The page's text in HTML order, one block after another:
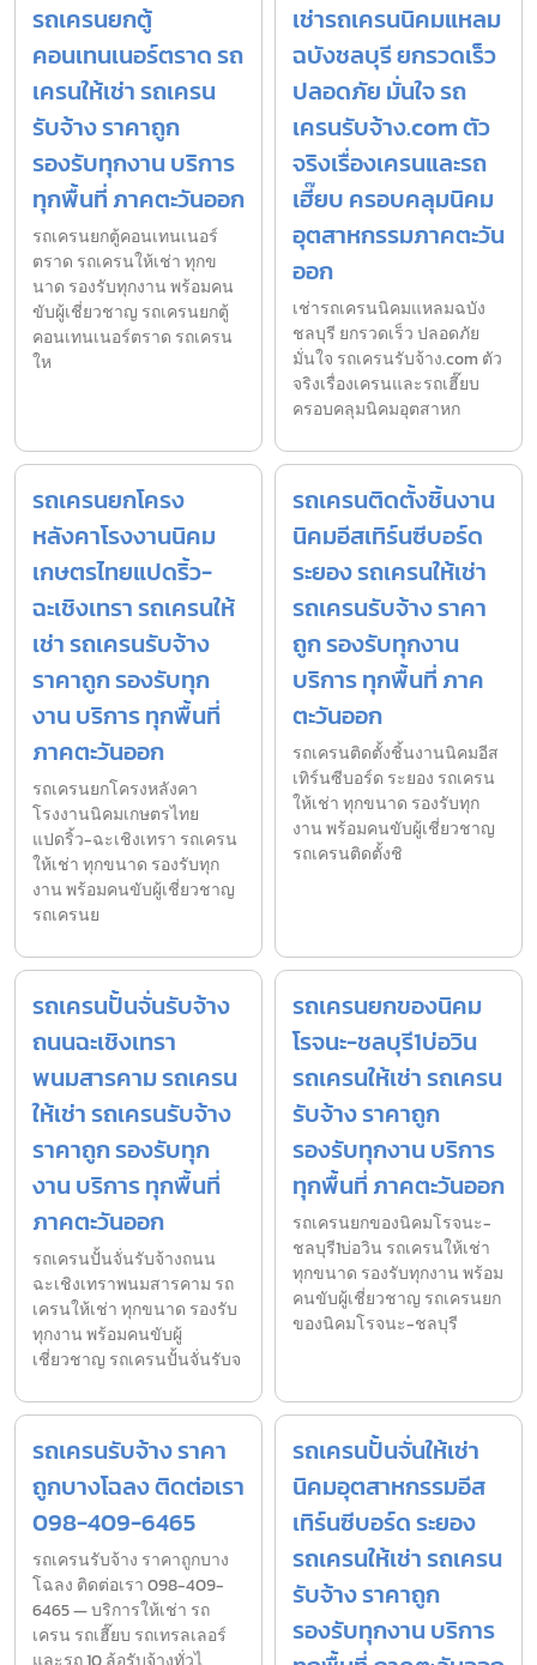
รถเครนยกตู้
คอนเทนเนอร์ตราด รถ
เครนให้เช่า รถเครน
รับจ้าง ราคาถูก
รองรับทุกงาน บริการ
ทุกพื้นที่ ภาคตะวันออก
รถเครนยกตู้คอนเทนเนอร์
ตราด รถเครนให้เช่า ทุกข
นาด รองรับทุกงาน พร้อมคน
ขับผู้เชี่ยวชาญ รถเครนยกตู้
คอนเทนเนอร์ตราด รถเครน
ให
เช่ารถเครนนิคมแหลม
ฉบังชลบุรี ยกรวดเร็ว
ปลอดภัย มั่นใจ รถ
เครนรับจ้าง.com ตัว
จริงเรื่องเครนและรถ
เฮี๊ยบ ครอบคลุมนิคม
อุตสาหกรรมภาคตะวัน
ออก
เช่ารถเครนนิคมแหลมฉบัง
ชลบุรี ยกรวดเร็ว ปลอดภัย
มั่นใจ รถเครนรับจ้าง.com ตัว
จริงเรื่องเครนและรถเฮี๊ยบ
ครอบคลุมนิคมอุตสาหก
รถเครนยกโครง
หลังคาโรงงานนิคม
เกษตรไทยแปดริ้ว-
ฉะเชิงเทรา รถเครนให้
เช่า รถเครนรับจ้าง
ราคาถูก รองรับทุก
งาน บริการ ทุกพื้นที่
ภาคตะวันออก
รถเครนยกโครงหลังคา
โรงงานนิคมเกษตรไทย
แปดริ้ว-ฉะเชิงเทรา รถเครน
ให้เช่า ทุกขนาด รองรับทุก
งาน พร้อมคนขับผู้เชี่ยวชาญ
รถเครนย
รถเครนติดตั้งชิ้นงาน
นิคมอีสเทิร์นซีบอร์ด
ระยอง รถเครนให้เช่า
รถเครนรับจ้าง ราคา
ถูก รองรับทุกงาน
บริการ ทุกพื้นที่ ภาค
ตะวันออก
รถเครนติดตั้งชิ้นงานนิคมอีส
เทิร์นซีบอร์ด ระยอง รถเครน
ให้เช่า ทุกขนาด รองรับทุก
งาน พร้อมคนขับผู้เชี่ยวชาญ
รถเครนติดตั้งชิ
รถเครนปั้นจั่นรับจ้าง
ถนนฉะเชิงเทรา
พนมสารคาม รถเครน
ให้เช่า รถเครนรับจ้าง
ราคาถูก รองรับทุก
งาน บริการ ทุกพื้นที่
ภาคตะวันออก
รถเครนปั้นจั่นรับจ้างถนน
ฉะเชิงเทราพนมสารคาม รถ
เครนให้เช่า ทุกขนาด รองรับ
ทุกงาน พร้อมคนขับผู้
เชี่ยวชาญ รถเครนปั้นจั่นรับจ
รถเครนยกของนิคม
โรจนะ-ชลบุรี1บ่อวิน
รถเครนให้เช่า รถเครน
รับจ้าง ราคาถูก
รองรับทุกงาน บริการ
ทุกพื้นที่ ภาคตะวันออก
รถเครนยกของนิคมโรจนะ-
ชลบุรี1บ่อวิน รถเครนให้เช่า
ทุกขนาด รองรับทุกงาน พร้อม
คนขับผู้เชี่ยวชาญ รถเครนยก
ของนิคมโรจนะ-ชลบุรี
รถเครนรับจ้าง ราคา
ถูกบางโฉลง ติดต่อเรา
098-409-6465
รถเครนรับจ้าง ราคาถูกบาง
โฉลง ติดต่อเรา 098-409-
6465 — บริการให้เช่า รถ
เครน รถเฮี๊ยบ รถเทรลเลอร์
รถเครนปั้นจั่นให้เช่า
นิคมอุตสาหกรรมอีส
เทิร์นซีบอร์ด ระยอง
รถเครนให้เช่า รถเครน
รับจ้าง ราคาถูก
รองรับทุกงาน บริการ